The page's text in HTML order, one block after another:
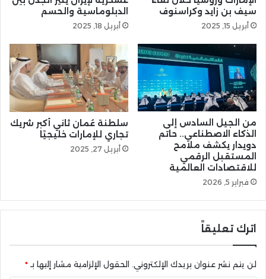
سيف بن زايد وكراسنوف
أبريل 15, 2025
الدبلوماسية والحسم
أبريل 18, 2025
من الجيل السادس إلى
الذكاء الاصطناعي.. حاتم
دويدار يكشف ملامح
المستقبل الرقمي
للاقتصادات العالمية
فبراير 5, 2026
سلطنة عُمان ثاني أكبر شريك
تجاري للإمارات خليجيًا
أبريل 27, 2025
اترك تعليقاً
لن يتم نشر عنوان بريدك الإلكتروني. الحقول الإلزامية مشار إليها بـ*